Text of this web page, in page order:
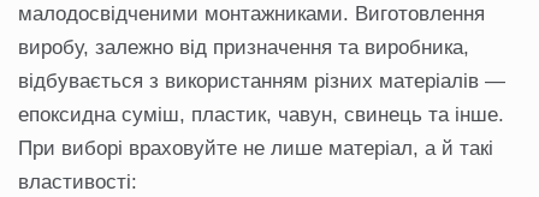
малодосвідченими монтажниками. Виготовлення
виробу, залежно від призначення та виробника,
відбувається з використанням різних матеріалів —
епоксидна суміш, пластик, чавун, свинець та інше.
При виборі враховуйте не лише матеріал, а й такі
властивості: